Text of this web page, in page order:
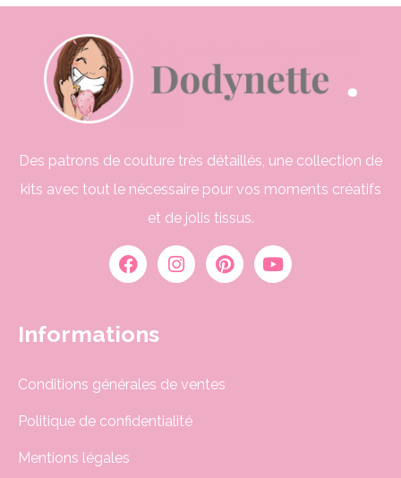
Des patrons de couture très détaillés, une collection de
kits avec tout le nécessaire pour vos moments créatifs
et de jolis tissus.
Informations
Conditions générales de ventes
Politique de confidentialité
Mentions légales